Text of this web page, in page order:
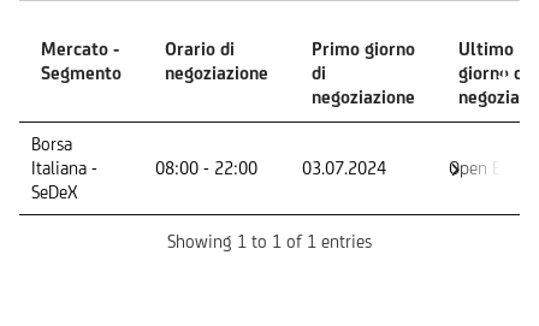
Mercato -
Segmento
Orario di
negoziazione
Primo giorno
di
negoziazione
Ultimo
giorno di
Segmento
negoziazione
di
giorno di
Borsa
Italiana -
SeDeX
08:00 - 22:00 03.07.2024 Open End
Showing 1 to 1 of 1 entries